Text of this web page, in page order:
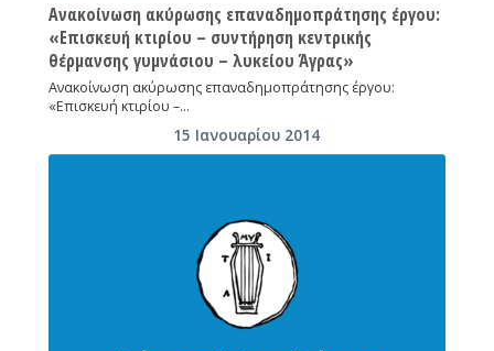
Ανακοίνωση ακύρωσης επαναδημοπράτησης έργου:
«Επισκευή κτιρίου – συντήρηση κεντρικής
θέρμανσης γυμνάσιου – λυκείου Άγρας»
Ανακοίνωση ακύρωσης επαναδημοπράτησης έργου:
«Επισκευή κτιρίου –…
15 Ιανουαρίου 2014